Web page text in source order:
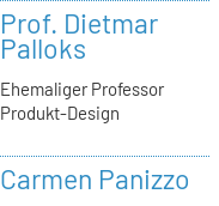
Prof. Dietmar
Palloks
Ehemaliger Professor
Produkt-Design
Carmen Panizzo